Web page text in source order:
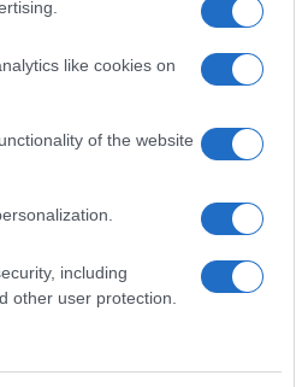
like cookies on
of the website
including
other user protection.
che